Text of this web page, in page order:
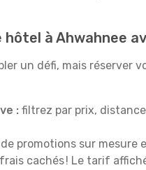
à Ahwahnee
un défi, mais réserver
: filtrez par prix,
promotions sur mesure
cachés ! Le tarif